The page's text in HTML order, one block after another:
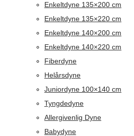
Enkeltdyne 135×200 cm
Enkeltdyne 135×220 cm
Enkeltdyne 140×200 cm
Enkeltdyne 140×220 cm
Fiberdyne
Helårsdyne
Juniordyne 100×140 cm
Tyngdedyne
Allergivenlig Dyne
Babydyne